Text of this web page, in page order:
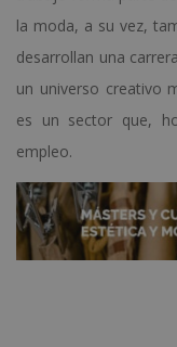
la moda, a su vez,
desarrollan una
un universo creativo
es un sector que,
empleo.